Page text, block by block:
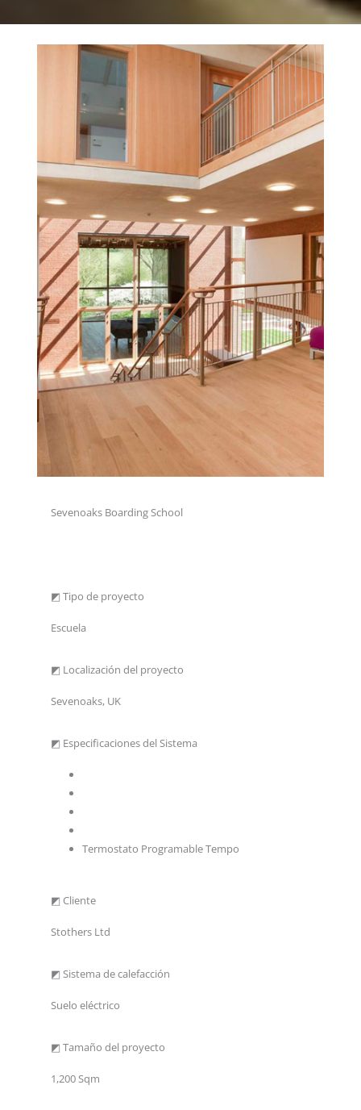
Sevenoaks Boarding School
◩ Tipo de proyecto
Escuela
◩ Localización del proyecto
Sevenoaks, UK
◩ Especificaciones del Sistema
Termostato Programable Tempo
◩ Cliente
Stothers Ltd
◩ Sistema de calefacción
Suelo eléctrico
◩ Tamaño del proyecto
1,200 Sqm